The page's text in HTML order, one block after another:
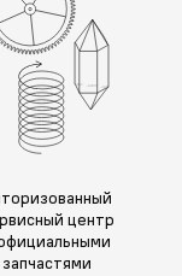
центр
запчастями